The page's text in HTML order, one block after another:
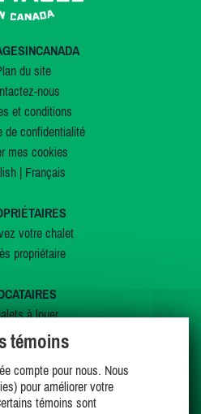
du site
nous
et conditions
de confidentialité
mes cookies
| Français
votre chalet
propriétaire
à louer
à vendre
spéciales
favoris
témoins
compte pour nous. Nous
pour améliorer votre
témoins sont